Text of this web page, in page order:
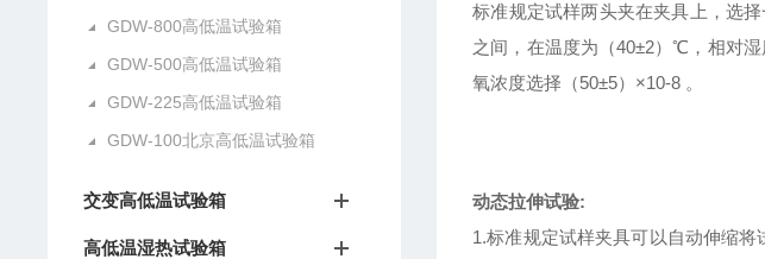
GDW-800高低温试验箱
GDW-500高低温试验箱
GDW-225高低温试验箱
GDW-100北京高低温试验箱
交变高低温试验箱
高低温湿热试验箱
标准规定试样两头夹在夹具上，选
之间，在温度为（40±2）℃，相对
氧浓度选择（50±5）×10-8 。
动态拉伸试验:
1.标准规定试样夹具可以自动伸缩